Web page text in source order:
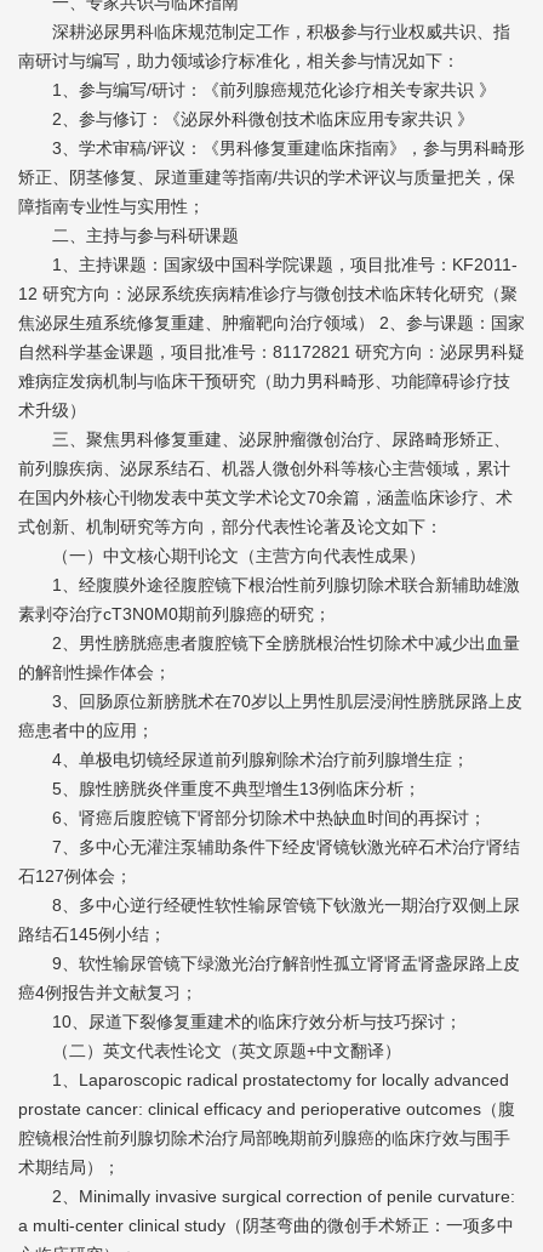
深耕泌尿男科临床规范制定工作，积极参与行业权威共识、指
南研讨与编写，助力领域诊疗标准化，相关参与情况如下：
1、参与编写/研讨：《前列腺癌规范化诊疗相关专家共识 》
2、参与修订：《泌尿外科微创技术临床应用专家共识 》
3、学术审稿/评议：《男科修复重建临床指南》，参与男科畸形
矫正、阴茎修复、尿道重建等指南/共识的学术评议与质量把关，保
障指南专业性与实用性；
二、主持与参与科研课题
1、主持课题：国家级中国科学院课题，项目批准号：KF2011-
12 研究方向：泌尿系统疾病精准诊疗与微创技术临床转化研究（聚
焦泌尿生殖系统修复重建、肿瘤靶向治疗领域） 2、参与课题：国家
自然科学基金课题，项目批准号：81172821 研究方向：泌尿男科疑
难病症发病机制与临床干预研究（助力男科畸形、功能障碍诊疗技
术升级）
三、聚焦男科修复重建、泌尿肿瘤微创治疗、尿路畸形矫正、
前列腺疾病、泌尿系结石、机器人微创外科等核心主营领域，累计
在国内外核心刊物发表中英文学术论文70余篇，涵盖临床诊疗、术
式创新、机制研究等方向，部分代表性论著及论文如下：
（一）中文核心期刊论文（主营方向代表性成果）
1、经腹膜外途径腹腔镜下根治性前列腺切除术联合新辅助雄激
素剥夺治疗cT3N0M0期前列腺癌的研究；
2、男性膀胱癌患者腹腔镜下全膀胱根治性切除术中减少出血量
的解剖性操作体会；
3、回肠原位新膀胱术在70岁以上男性肌层浸润性膀胱尿路上皮
癌患者中的应用；
4、单极电切镜经尿道前列腺剜除术治疗前列腺增生症；
5、腺性膀胱炎伴重度不典型增生13例临床分析；
6、肾癌后腹腔镜下肾部分切除术中热缺血时间的再探讨；
7、多中心无灌注泵辅助条件下经皮肾镜钬激光碎石术治疗肾结
石127例体会；
8、多中心逆行经硬性软性输尿管镜下钬激光一期治疗双侧上尿
路结石145例小结；
9、软性输尿管镜下绿激光治疗解剖性孤立肾肾盂肾盏尿路上皮
癌4例报告并文献复习；
10、尿道下裂修复重建术的临床疗效分析与技巧探讨；
（二）英文代表性论文（英文原题+中文翻译）
1、Laparoscopic radical prostatectomy for locally advanced
prostate cancer: clinical efficacy and perioperative outcomes（腹
腔镜根治性前列腺切除术治疗局部晚期前列腺癌的临床疗效与围手
术期结局）；
2、Minimally invasive surgical correction of penile curvature:
a multi-center clinical study（阴茎弯曲的微创手术矫正：一项多中